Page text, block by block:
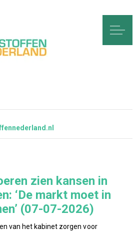
zien kansen in
‘De markt moet in
(07-07-2026)
van het kabinet zorgen voor